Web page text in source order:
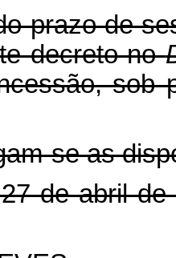
prazo de
decreto no
sob
se as
de abril de